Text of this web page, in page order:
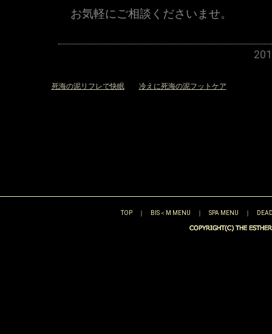
お気軽にご相談くださいませ。
死海の泥リフレで快眠 冷えに死海の泥フットケア
TOP｜ BIS＜M MENU ｜ SPA MENU ｜